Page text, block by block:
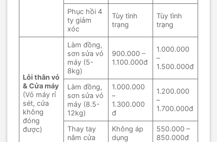
Phục hồi 4
ty giảm
xóc
Tùy tình
trạng
Tùy tình
trạng
Lỗi thân vỏ
& Cửa máy
(Vỏ máy rỉ
sét, cửa
không
đóng
được)
Làm đồng,
sơn sửa vỏ
máy (5-
8kg)
900.000 –
1.100.000đ
1.000.000
–
1.500.000đ
Làm đồng,
sơn sửa vỏ
máy (8.5-
12kg)
1.000.000
–
1.300.000
đ
1.200.000
–
1.700.000đ
Thay tay
nắm cửa
Không áp
dụng
550.000 –
850.000đ